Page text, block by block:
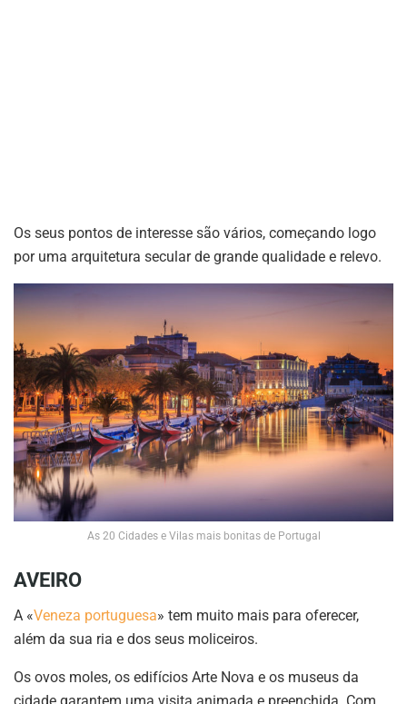
Os seus pontos de interesse são vários, começando logo
por uma arquitetura secular de grande qualidade e relevo.
As 20 Cidades e Vilas mais bonitas de Portugal
AVEIRO
A «Veneza portuguesa» tem muito mais para oferecer,
além da sua ria e dos seus moliceiros.
Os ovos moles, os edifícios Arte Nova e os museus da